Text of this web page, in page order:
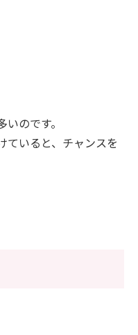
のです。
ていると、チャンスを